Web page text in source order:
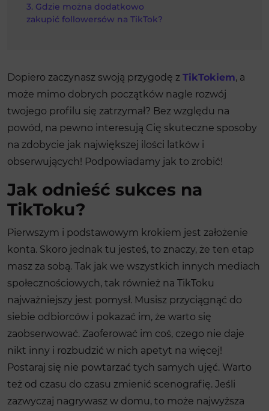
Gdzie można dodatkowo
zakupić followersów na TikTok?
Dopiero zaczynasz swoją przygodę z TikTokiem, a
może mimo dobrych początków nagle rozwój
twojego profilu się zatrzymał? Bez względu na
powód, na pewno interesują Cię skuteczne sposoby
na zdobycie jak największej ilości latków i
obserwujących! Podpowiadamy jak to zrobić!
Jak odnieść sukces na
TikToku?
Pierwszym i podstawowym krokiem jest założenie
konta. Skoro jednak tu jesteś, to znaczy, że ten etap
masz za sobą. Tak jak we wszystkich innych mediach
społecznościowych, tak również na TikToku
najważniejszy jest pomysł. Musisz przyciągnąć do
siebie odbiorców i pokazać im, że warto się
zaobserwować. Zaoferować im coś, czego nie daje
nikt inny i rozbudzić w nich apetyt na więcej!
Postaraj się nie powtarzać tych samych ujęć. Warto
też od czasu do czasu zmienić scenografię. Jeśli
zazwyczaj nagrywasz w domu, to może najwyższa